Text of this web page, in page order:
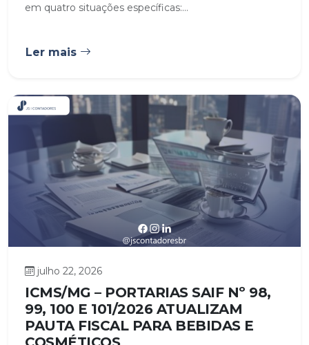
em quatro situações específicas:...
Ler mais
julho 22, 2026
ICMS/MG – PORTARIAS SAIF Nº 98,
99, 100 E 101/2026 ATUALIZAM
PAUTA FISCAL PARA BEBIDAS E